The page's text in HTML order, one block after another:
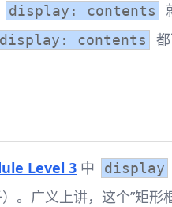
display: contents
display: contents
Level 3 中 display
。广义上讲，这个”矩形